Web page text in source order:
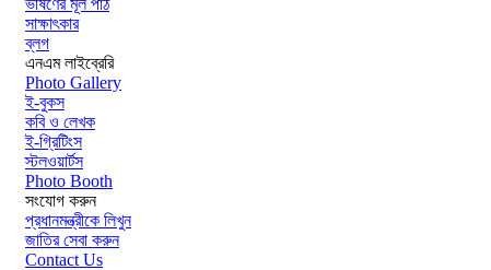
ভাষণের মূল পাঠ
সাক্ষাৎকার
ব্লগ
এনএম লাইব্রেরি
Photo Gallery
ই-বুকস
কবি ও লেখক
ই-গ্রিটিংস
স্টলওয়ার্টস
Photo Booth
সংযোগ করুন
প্রধানমন্ত্রীকে লিখুন
জাতির সেবা করুন
Contact Us